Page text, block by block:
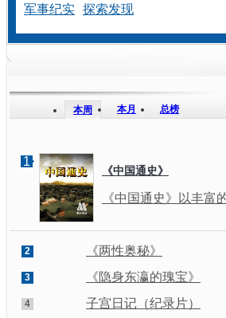
军事纪实 探索发现
本周 本月 总榜
1
《中国通史》
《中国通史》以丰
2 《两性奥秘》
3 《隐身东瀛的瑰宝》
4 子宫日记（纪录片）